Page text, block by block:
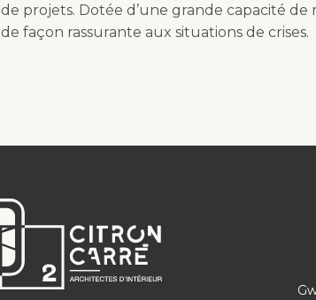
de projets. Dotée d’une grande capacité de
de façon rassurante aux situations de crises.